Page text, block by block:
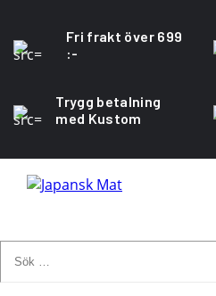
Fri frakt över 699
:-
Trygg betalning
med Kustom